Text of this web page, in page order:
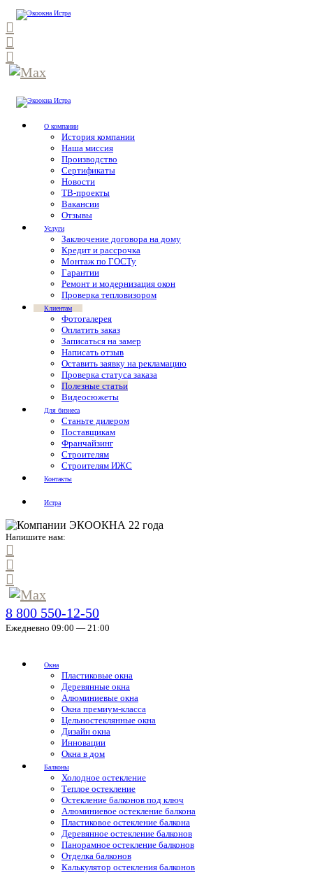
О компании
История компании
Наша миссия
Производство
Сертификаты
Новости
ТВ-проекты
Вакансии
Отзывы
Услуги
Заключение договора на дому
Кредит и рассрочка
Монтаж по ГОСТу
Гарантии
Ремонт и модернизация окон
Проверка тепловизором
Клиентам
Фотогалерея
Оплатить заказ
Записаться на замер
Написать отзыв
Оставить заявку на рекламацию
Проверка статуса заказа
Полезные статьи
Видеосюжеты
Для бизнеса
Станьте дилером
Поставщикам
Франчайзинг
Строителям
Строителям ИЖС
Контакты
Истра
Напишите нам:
8 800 550-12-50
Ежедневно 09:00 — 21:00
Окна
Пластиковые окна
Деревянные окна
Алюминиевые окна
Окна премиум-класса
Цельностеклянные окна
Дизайн окна
Инновации
Окна в дом
Балконы
Холодное остекление
Теплое остекление
Остекление балконов под ключ
Алюминиевое остекление балкона
Пластиковое остекление балкона
Деревянное остекление балконов
Панорамное остекление балконов
Отделка балконов
Калькулятор остекления балконов